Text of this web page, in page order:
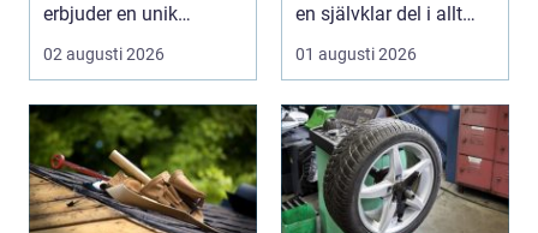
erbjuder en unik
livsupplevelse för ...
02 augusti 2026
en självklar del i allt
från vindkr...
01 augusti 2026